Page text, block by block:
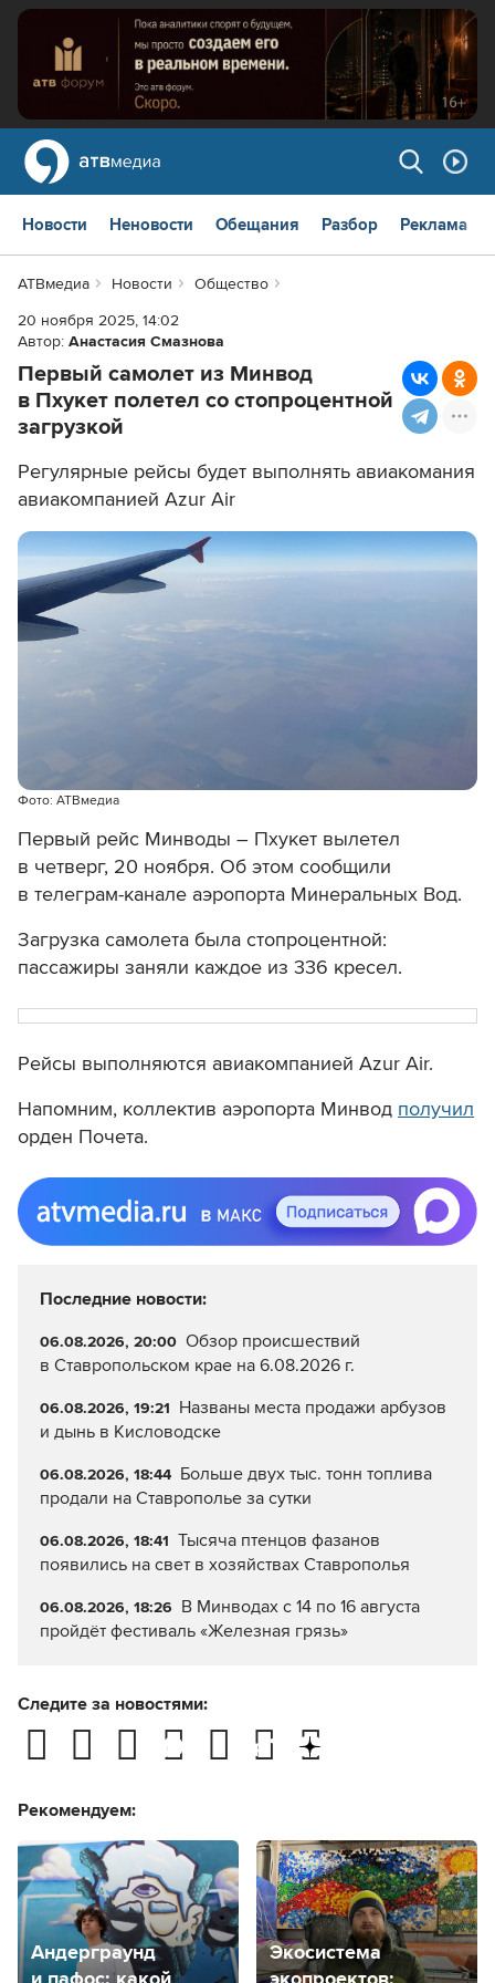
Новости Неновости Обещания Разбор Реклама
АТВмедиа Новости
Общество
20 ноября 2025, 14:02
Автор: Анастасия Смазнова
Первый самолет из Минвод
в Пхукет полетел со стопроцентной
загрузкой
Регулярные рейсы будет выполнять авиакомания
авиакомпанией Azur Air
Фото: АТВмедиа
Первый рейс Минводы – Пхукет вылетел
в четверг, 20 ноября. Об этом сообщили
в телеграм-канале аэропорта Минеральных Вод.
Загрузка самолета была стопроцентной:
пассажиры заняли каждое из 336 кресел.
Рейсы выполняются авиакомпанией Azur Air.
Напомним, коллектив аэропорта Минвод получил
орден Почета.
Последние новости:
06.08.2026, 20:00 Обзор происшествий
в Ставропольском крае на 6.08.2026 г.
06.08.2026, 19:21 Названы места продажи арбузов
и дынь в Кисловодске
06.08.2026, 18:44 Больше двух тыс. тонн топлива
продали на Ставрополье за сутки
06.08.2026, 18:41 Тысяча птенцов фазанов
появились на свет в хозяйствах Ставрополья
06.08.2026, 18:26 В Минводах с 14 по 16 августа
пройдёт фестиваль «Железная грязь»
Следите за новостями:
Рекомендуем:
Андерграунд
Экосистема